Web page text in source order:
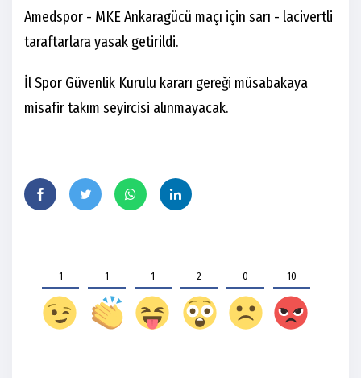
Amedspor - MKE Ankaragücü maçı için sarı - lacivertli
taraftarlara yasak getirildi.
İl Spor Güvenlik Kurulu kararı gereği müsabakaya
misafir takım seyircisi alınmayacak.
1 1 1 2 0 10